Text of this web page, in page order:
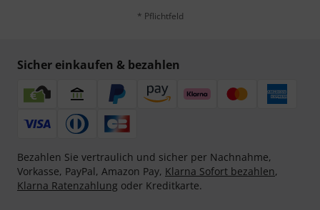
* Pflichtfeld
Sicher einkaufen & bezahlen
Bezahlen Sie vertraulich und sicher per Nachnahme,
Vorkasse, PayPal, Amazon Pay, Klarna Sofort bezahlen,
Klarna Ratenzahlung oder Kreditkarte.